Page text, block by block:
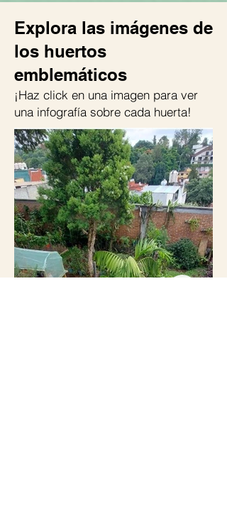
Explora las imágenes de
los huertos
emblemáticos
¡Haz click en una imagen para ver
una infografía sobre cada huerta!